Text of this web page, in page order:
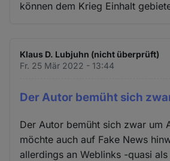
können dem Krieg Einhalt
Klaus D. Lubjuhn (nicht überprüft)
Fr. 25 Mär 2022 - 13:44
Der Autor bemüht sich
Der Autor bemüht sich zwar um
möchte auch auf Fake News
allerdings an Weblinks -quasi